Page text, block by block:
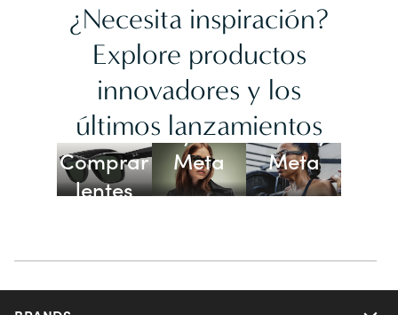
¿Necesita inspiración?
Explore productos
innovadores y los
últimos lanzamientos
Comprar
lentes
Ray-Ban
Meta
Lentes
Oakley
Meta